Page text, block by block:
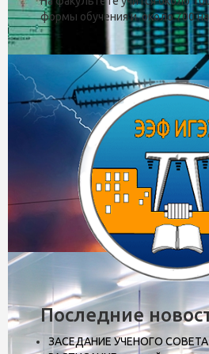
Кафедра
формы обучения и около 700
Последние
ЗАСЕДАНИЕ УЧЕНОГО СОВЕТА